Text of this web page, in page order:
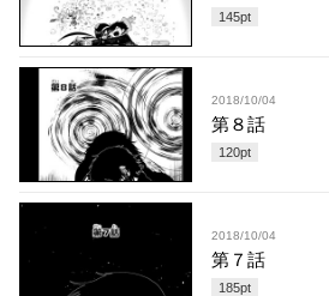
145pt
2018/10/04
第８話
120pt
2018/10/04
第７話
185pt